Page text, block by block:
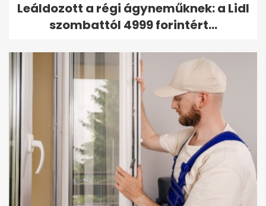
Leáldozott a régi ágyneműknek: a Lidl
szombattól 4999 forintért...